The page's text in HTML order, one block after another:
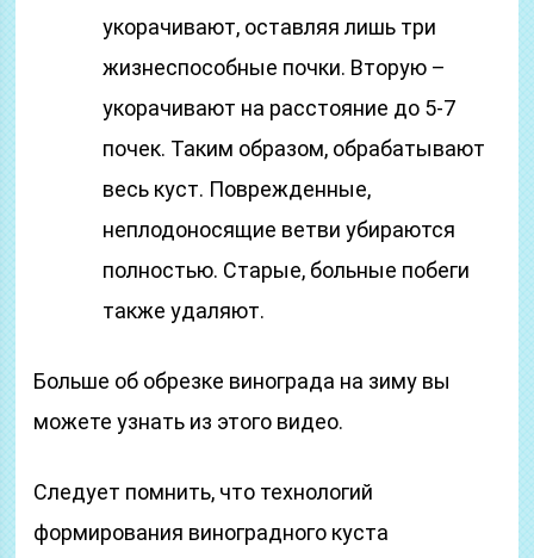
укорачивают, оставляя лишь три
жизнеспособные почки. Вторую –
укорачивают на расстояние до 5-7
почек. Таким образом, обрабатывают
весь куст. Поврежденные,
неплодоносящие ветви убираются
полностью. Старые, больные побеги
также удаляют.
Больше об обрезке винограда на зиму вы
можете узнать из этого видео.
Следует помнить, что технологий
формирования виноградного куста